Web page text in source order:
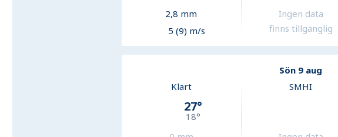
2,8 mm
5 (9) m/s
Ingen data
finns tillgänglig
Sön 9 aug
Klart
27°
18°
SMHI